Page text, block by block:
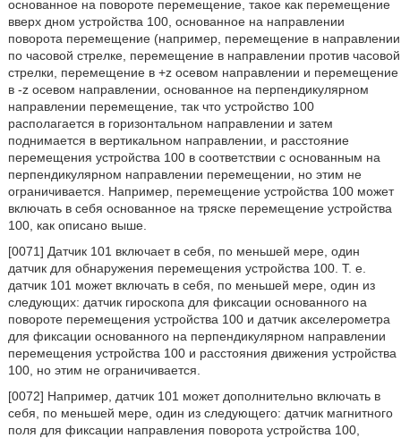
основанное на повороте перемещение, такое как перемещение
вверх дном устройства 100, основанное на направлении
поворота перемещение (например, перемещение в направлении
по часовой стрелке, перемещение в направлении против часовой
стрелки, перемещение в +z осевом направлении и перемещение
в -z осевом направлении, основанное на перпендикулярном
направлении перемещение, так что устройство 100
располагается в горизонтальном направлении и затем
поднимается в вертикальном направлении, и расстояние
перемещения устройства 100 в соответствии с основанным на
перпендикулярном направлении перемещении, но этим не
ограничивается. Например, перемещение устройства 100 может
включать в себя основанное на тряске перемещение устройства
100, как описано выше.
[0071] Датчик 101 включает в себя, по меньшей мере, один
датчик для обнаружения перемещения устройства 100. Т. е.
датчик 101 может включать в себя, по меньшей мере, один из
следующих: датчик гироскопа для фиксации основанного на
повороте перемещения устройства 100 и датчик акселерометра
для фиксации основанного на перпендикулярном направлении
перемещения устройства 100 и расстояния движения устройства
100, но этим не ограничивается.
[0072] Например, датчик 101 может дополнительно включать в
себя, по меньшей мере, один из следующего: датчик магнитного
поля для фиксации направления поворота устройства 100,